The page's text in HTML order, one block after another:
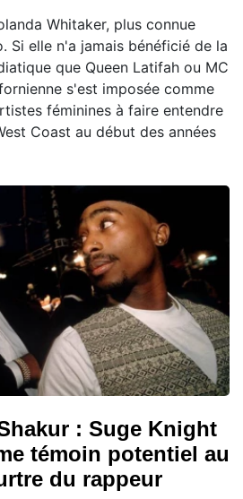
Whitaker, plus connue
Si elle n'a jamais bénéficié de la
que Queen Latifah ou MC
s'est imposée comme
féminines à faire entendre
Coast au début des années
: Suge Knight
témoin potentiel au
du rappeur